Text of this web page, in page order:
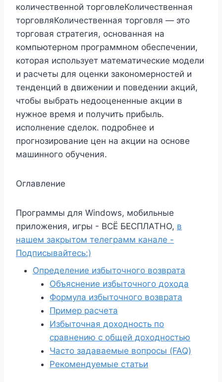
количественной торговлеКоличественная
торговляКоличественная торговля — это
торговая стратегия, основанная на
компьютерном программном обеспечении,
которая использует математические модели
и расчеты для оценки закономерностей и
тенденций в движении и поведении акций,
чтобы выбрать недооцененные акции в
нужное время и получить прибыль.
исполнение сделок. подробнее и
прогнозирование цен на акции на основе
машинного обучения.
Оглавление
Программы для Windows, мобильные
приложения, игры - ВСЁ БЕСПЛАТНО, в
нашем закрытом телеграмм канале -
Подписывайтесь:)
Определение избыточного возврата
Объяснение избыточного дохода
Формула избыточного возврата
Пример расчета
Избыточная доходность по
сравнению с общей доходностью
Часто задаваемые вопросы (FAQ)
Рекомендуемые статьи